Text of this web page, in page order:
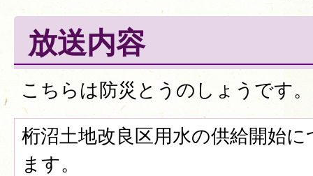
放送内容
こちらは防災とうのしょうです。
桁沼土地改良区用水の供給開始
ます。